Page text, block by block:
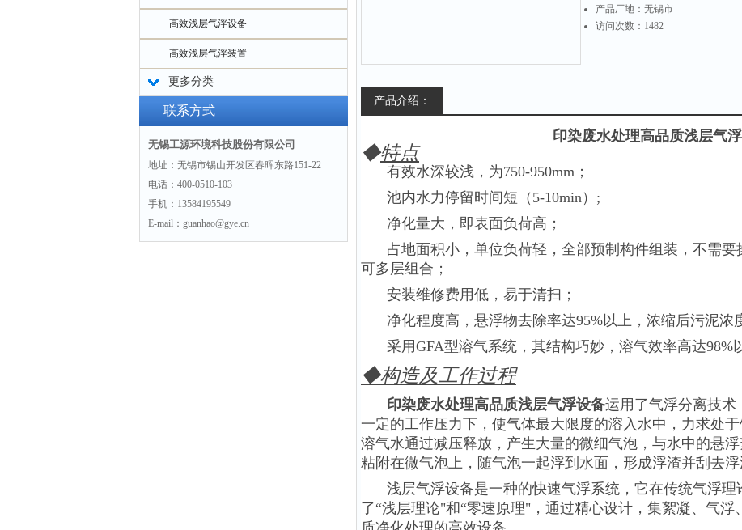
高效浅层气浮设备
高效浅层气浮装置
更多分类
联系方式
无锡工源环境科技股份有限公司
地址：无锡市锡山开发区春晖东路151-22
电话：400-0510-103
手机：13584195549
E-mail：guanhao@gye.cn
产品厂地： 无锡市
访问次数： 1482
产品介绍：
印染废水处理高品质浅层气
◆特点
有效水深较浅，为750-950mm；
池内水力停留时间短（5-10min）;
净化量大，即表面负荷高；
占地面积小，单位负荷轻，全部预制构件组装，不需
可多层组合；
安装维修费用低，易于清扫；
净化程度高，悬浮物去除率达95%以上，浓缩后污泥浓
采用GFA型溶气系统，其结构巧妙，溶气效率高达98%
◆构造及工作过程
印染废水处理高品质浅层气浮设备运用了气浮分离技术
一定的工作压力下，使气体最大限度的溶入水中，力求处
溶气水通过减压释放，产生大量的微细气泡，与水中的悬
粘附在微气泡上，随气泡一起浮到水面，形成浮渣并刮去浮
浅层气浮设备是一种的快速气浮系统，它在传统气浮理
了“浅层理论"和“零速原理"，通过精心设计，集絮凝、气